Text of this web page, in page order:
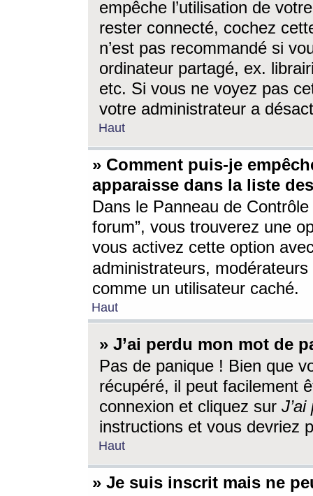
empêche l’utilisation de
rester connecté, cochez
n’est pas recommandé si
ordinateur partagé, ex.
etc. Si vous ne voyez pas
votre administrateur a
Haut
» Comment puis-je
apparaisse dans la liste
Dans le Panneau de
forum”, vous trouverez une
vous activez cette option
administrateurs,
comme un utilisateur caché.
Haut
» J’ai perdu mon mot de
Pas de panique ! Bien que
récupéré, il peut facilement
connexion et cliquez sur
instructions et vous devriez
Haut
» Je suis inscrit mais ne